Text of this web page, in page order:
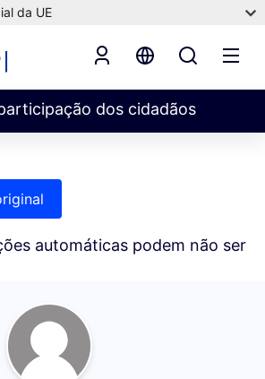
da UE
dos cidadãos
automáticas podem não ser